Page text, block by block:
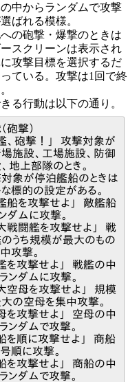
中からランダムで攻撃
ばれる模様。
の砲撃・爆撃のときは
スクリーンは表示され
攻撃目標を選択するだ
ている。攻撃は1回で終
る行動は以下の通り。
砲撃）
艦、砲撃！」 攻撃対象が
施設、工場施設、防御
地上部隊のとき。
象が停泊艦船のときは
標的の設定がある。
艦船を攻撃せよ」 敵艦船
ダムに攻撃。
大戦闘艦を攻撃せよ」 戦
うち規模が最大のもの
攻撃。
艦を攻撃せよ」 戦艦の中
ンダムに攻撃。
大空母を攻撃せよ」 規模
の空母を集中攻撃。
母を攻撃せよ」 空母の中
ンダムで攻撃。
船を順に攻撃せよ」 商船
順に攻撃。
船を攻撃せよ」 商船の中
ンダムで攻撃。